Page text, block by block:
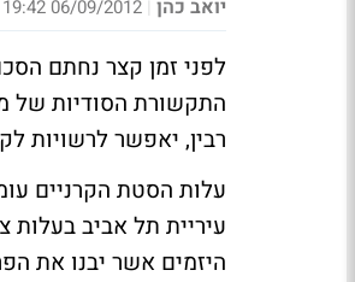
יואב כהן |
06/09/2012 19:42
לפני זמן קצר נחתם
התקשורת הסודיות של
רבין, יאפשר לרשויות
עיריית תל אביב בעלות
היזמים אשר יבנו את